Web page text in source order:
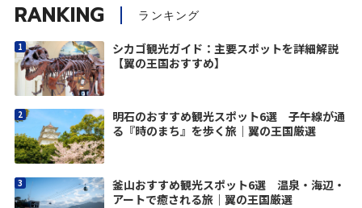
RANKING ランキング
シカゴ観光ガイド：主要スポットを詳細解説
【翼の王国おすすめ】
明石のおすすめ観光スポット6選 子午線が通
る『時のまち』を歩く旅｜翼の王国厳選
釜山おすすめ観光スポット6選 温泉・海辺・
アートで癒される旅｜翼の王国厳選